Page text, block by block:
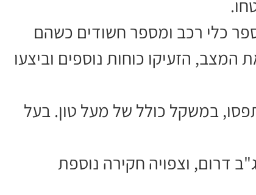
כלי רכב ומספר חשודים כשהם
הזעיקו כוחות נוספים וביצעו
במשקל כולל של מעל טון. בעל
דרום, וצפויה חקירה נוספת